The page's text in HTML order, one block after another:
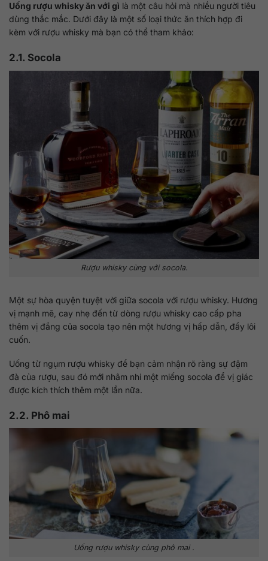
Uống rượu whisky ăn với gì là một câu hỏi mà nhiều người tiêu
dùng thắc mắc. Dưới đây là một số loại thức ăn thích hợp đi
kèm với rượu whisky mà bạn có thể tham khảo:
2.1. Socola
Rượu whisky cùng với socola.
Một sự hòa quyện tuyệt vời giữa socola với rượu whisky. Hương
vị mạnh mẽ, cay nhẹ đến từ dòng rượu whisky cao cấp pha
thêm vị đắng của socola tạo nên một hương vị hấp dẫn, đầy lôi
cuốn.
Uống từ ngụm rượu whisky để bạn cảm nhận rõ ràng sự đậm
đà của rượu, sau đó mới nhâm nhi một miếng socola để vị giác
được kích thích thêm một lần nữa.
2.2. Phô mai
Uống rượu whisky cùng phô mai .